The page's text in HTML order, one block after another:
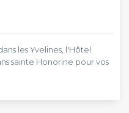
les Yvelines, l'Hôtel
sainte Honorine pour vos
de 120m2 pourra